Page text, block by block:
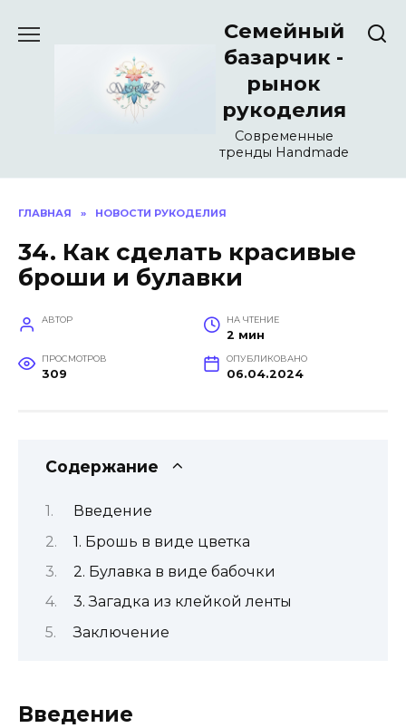
Семейный
базарчик -
рынок
рукоделия
Современные
тренды Handmade
ГЛАВНАЯ » НОВОСТИ РУКОДЕЛИЯ
34. Как сделать красивые
броши и булавки
АВТОР НА ЧТЕНИЕ
2 мин
ПРОСМОТРОВ
309
ОПУБЛИКОВАНО
06.04.2024
Содержание
Введение
1. Брошь в виде цветка
2. Булавка в виде бабочки
3. Загадка из клейкой ленты
Заключение
Введение